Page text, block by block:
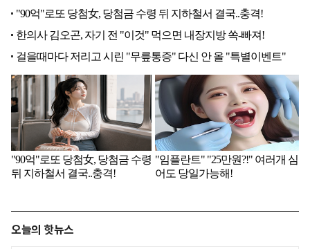
오늘의 핫뉴스